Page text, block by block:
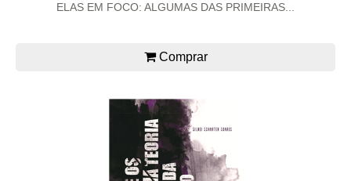
ELAS EM FOCO: ALGUMAS DAS PRIMEIRAS...
Comprar